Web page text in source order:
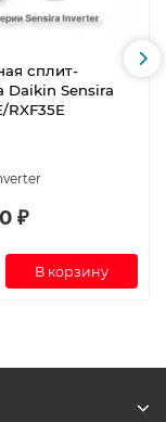
сплит-
Daikin Sensira
RXF35E
₽
В корзину